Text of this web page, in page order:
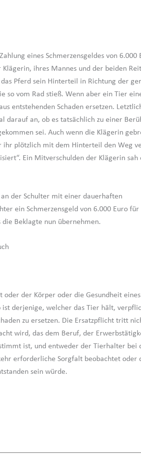
eines Schmerzensgeldes von 6.000
ihres Mannes und der beiden
Pferd sein Hinterteil in Richtung der
so vom Rad stieß. Wenn aber ein Tier
entstehenden Schaden ersetzen.
darauf an, ob es tatsächlich zu einer
sei. Auch wenn die Klägerin
ihr plötzlich mit dem Hinterteil den Weg
Ein Mitverschulden der Klägerin sah
der Schulter mit einer dauerhaften
ein Schmerzensgeld von 6.000 Euro für
Beklagte nun übernehmen.
der Körper oder die Gesundheit
ist derjenige, welcher das Tier hält,
zu ersetzen. Die Ersatzpflicht tritt
wird, das dem Beruf, der
ist, und entweder der Tierhalter bei
erforderliche Sorgfalt beobachtet oder
sein würde.